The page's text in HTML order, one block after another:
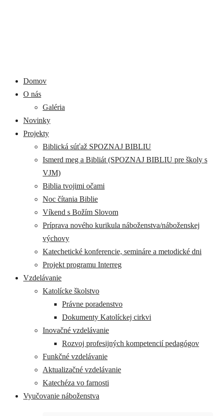
Domov
O nás
Galéria
Novinky
Projekty
Biblická súťaž SPOZNAJ BIBLIU
Ismerd meg a Bibliát (SPOZNAJ BIBLIU pre školy s
VJM)
Biblia tvojimi očami
Noc čítania Biblie
Víkend s Božím Slovom
Príprava nového kurikula náboženstva/náboženskej
výchovy
Katechetické konferencie, semináre a metodické dni
Projekt programu Interreg
Vzdelávanie
Katolícke školstvo
Právne poradenstvo
Dokumenty Katolíckej cirkvi
Inovačné vzdelávanie
Rozvoj profesijných kompetencií pedagógov
Funkčné vzdelávanie
Aktualizačné vzdelávanie
Katechéza vo farnosti
Vyučovanie náboženstva